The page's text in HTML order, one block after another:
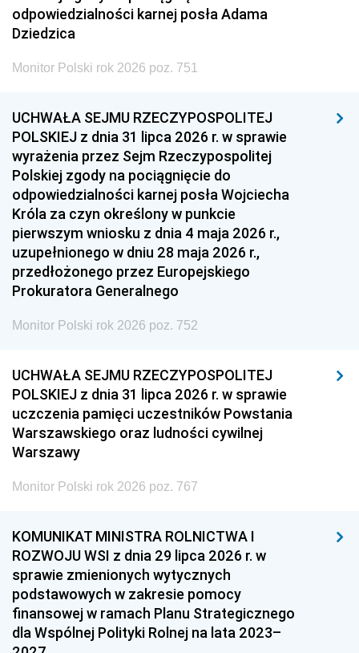
odpowiedzialności karnej posła Adama
Dziedzica
Monitor Polski rok 2026 poz. 751
UCHWAŁA SEJMU RZECZYPOSPOLITEJ
POLSKIEJ z dnia 31 lipca 2026 r. w sprawie
wyrażenia przez Sejm Rzeczypospolitej
Polskiej zgody na pociągnięcie do
odpowiedzialności karnej posła Wojciecha
Króla za czyn określony w punkcie
pierwszym wniosku z dnia 4 maja 2026 r.,
uzupełnionego w dniu 28 maja 2026 r.,
przedłożonego przez Europejskiego
Prokuratora Generalnego
Monitor Polski rok 2026 poz. 752
UCHWAŁA SEJMU RZECZYPOSPOLITEJ
POLSKIEJ z dnia 31 lipca 2026 r. w sprawie
uczczenia pamięci uczestników Powstania
Warszawskiego oraz ludności cywilnej
Warszawy
Monitor Polski rok 2026 poz. 767
KOMUNIKAT MINISTRA ROLNICTWA I
ROZWOJU WSI z dnia 29 lipca 2026 r. w
sprawie zmienionych wytycznych
podstawowych w zakresie pomocy
finansowej w ramach Planu Strategicznego
dla Wspólnej Polityki Rolnej na lata 2023–